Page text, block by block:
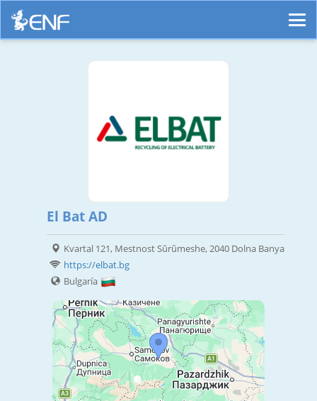
El Bat AD
Kvartal 121, Mestnost Sŭrŭmeshe, 2040 Dolna Banya
https://elbat.bg
Bulgaría